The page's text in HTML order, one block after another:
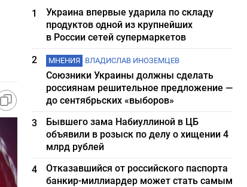
1
Украина впервые ударила по складу
продуктов одной из крупнейших
в России сетей супермаркетов
2
МНЕНИЯ ВЛАДИСЛАВ ИНОЗЕМЦЕВ
Союзники Украины должны сделать
россиянам решительное предложение —
до сентябрьских «выборов»
3
Бывшего зама Набиуллиной в ЦБ
объявили в розыск по делу о хищении 4
млрд рублей
4
Отказавшийся от российского паспорта
банкир-миллиардер может стать самым